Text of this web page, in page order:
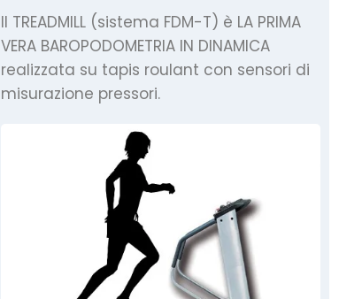
Il TREADMILL (sistema FDM-T) è LA PRIMA
VERA BAROPODOMETRIA IN DINAMICA
realizzata su tapis roulant con sensori di
misurazione pressori.